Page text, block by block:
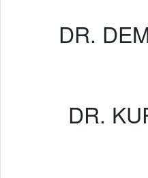
DR.
DR.